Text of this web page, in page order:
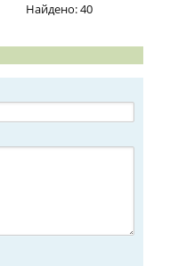
Найдено: 40